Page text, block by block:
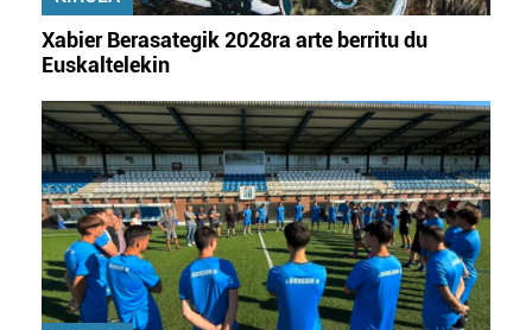
Xabier Berasategik 2028ra arte berritu du
Euskaltelekin